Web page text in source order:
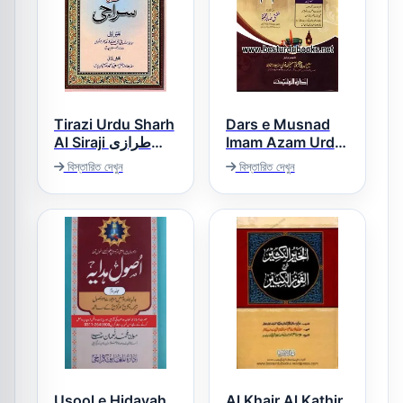
Tirazi Urdu Sharh
Al Siraji طرازی
اردو شرح السراجی
বিস্তারিত দেখুন
Dars e Musnad
Imam Azam Urdu
درس مسند امام
اعظم اردو
বিস্তারিত দেখুন